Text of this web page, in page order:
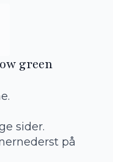
green
sider.
på